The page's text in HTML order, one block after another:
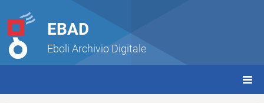
EBAD
Eboli Archivio Digitale